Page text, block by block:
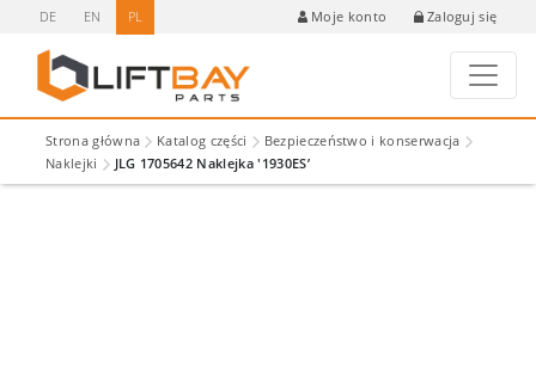
DE EN PL Moje konto Zaloguj się
Strona główna Katalog części
Bezpieczeństwo i konserwacja
Naklejki
JLG 1705642 Naklejka '1930ES’